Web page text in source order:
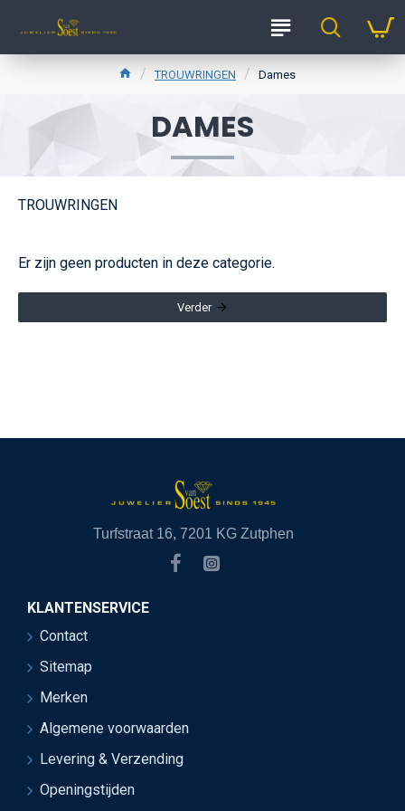
TROUWRINGEN Dames
DAMES
TROUWRINGEN
Er zijn geen producten in deze categorie.
Verder
Turfstraat 16, 7201 KG Zutphen
KLANTENSERVICE
Contact
Sitemap
Merken
Algemene voorwaarden
Levering & Verzending
Openingstijden